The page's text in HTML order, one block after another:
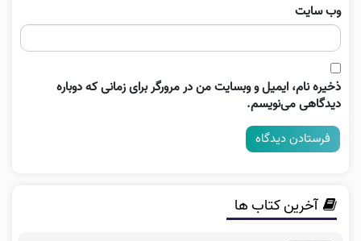
وب‌ سایت
ذخیره نام، ایمیل و وبسایت من در مرورگر برای زمانی که دوباره
دیدگاهی می‌نویسم.
آخرین کتاب ها